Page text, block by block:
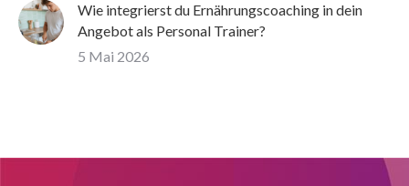
Wie integrierst du Ernährungscoaching in dein
Angebot als Personal Trainer?
5 Mai 2026